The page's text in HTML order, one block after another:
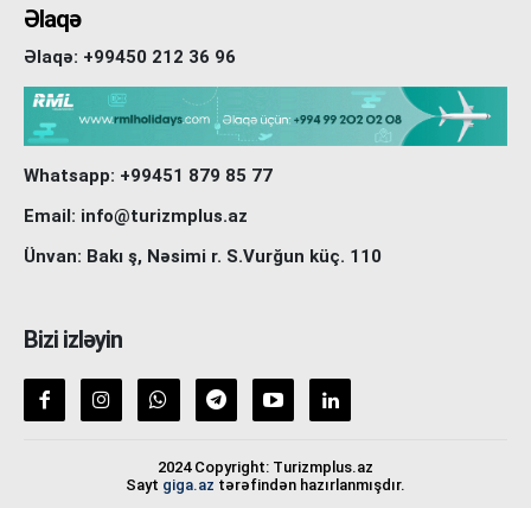
Əlaqə
Əlaqə: +99450 212 36 96
Whatsapp: +99451 879 85 77
Email: info@turizmplus.az
Ünvan: Bakı ş, Nəsimi r. S.Vurğun küç. 110
Bizi izləyin
2024 Copyright: Turizmplus.az
Sayt giga.az tərəfindən hazırlanmışdır.